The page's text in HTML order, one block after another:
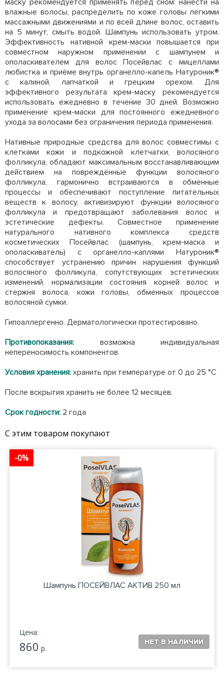
маску рекомендуется применять перед сном: нанести на
влажные волосы, распределить по коже головы лёгкими
массажными движениями и по всей длине волос, оставить
на 5 минут, смыть водой. Шампунь использовать утром.
Эффективность нативной крем-маски повышается при
совместном наружном применении с шампунем и
ополаскивателем для волос Посейвлас с мицеллами
любистка и приёме внутрь органелло-капель Натуроник®
с калиной, лапчаткой и грецким орехом. Для
эффективного результата крем-маску рекомендуется
использовать ежедневно в течение 30 дней. Возможно
применение крем-маски для постоянного ежедневного
ухода за волосами без ограничения периода применения.
Нативные природные средства для волос совместимы с
клетками кожи и подкожной клетчатки, волосяного
фолликула, обладают максимальным восстанавливающим
действием на повреждённые функции волосяного
фолликула, гармонично встраиваются в обменные
процессы и обеспечивают поступление питательных
веществ к волосу, активизируют функции волосяного
фолликула и предотвращают заболевания волос и
эстетические дефекты. Совместное применение
натурального нативного комплекса средств
косметических Посейвлас (шампунь, крем-маска и
ополаскиватель) с органелло-каплями Натуроник®
способствует устранению причин нарушения функций
волосяного фолликула, сопутствующих эстетических
изменений, нормализации состояния корней волос и
стержня волоса, кожи головы, обменных процессов
волосяной сумки.
Гипоаллергенно. Дерматологически протестировано.
Противопоказания: возможна индивидуальная
непереносимость компонентов.
Условия хранения: хранить при температуре от 0 до 25 °С
После вскрытия хранить не более 12 месяцев.
Срок годности: 2 года
С этим товаром покупают
-0%
Шампунь ПОСЕЙВЛАС АКТИВ 250 мл
Цена:
860 р.